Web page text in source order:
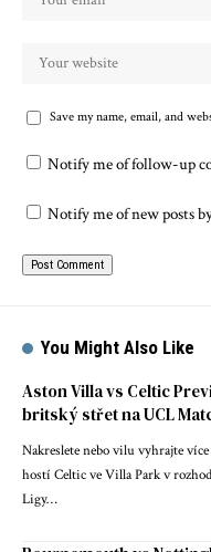
Save my name, email, and
Notify me of follow-up
Notify me of new posts
You Might Also Like
Aston Villa vs Celtic
britský střet na UCL
Nakreslete nebo vilu vyhrajte
hostí Celtic ve Villa Park v
Ligy…